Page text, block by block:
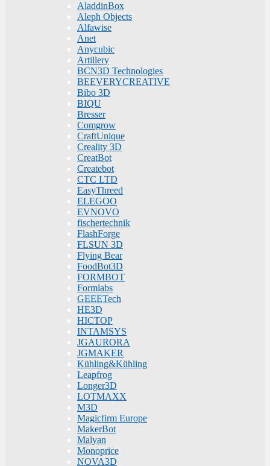
AladdinBox
Aleph Objects
Alfawise
Anet
Anycubic
Artillery
BCN3D Technologies
BEEVERYCREATIVE
Bibo 3D
BIQU
Bresser
Comgrow
CraftUnique
Creality 3D
CreatBot
Createbot
CTC LTD
EasyThreed
ELEGOO
EVNOVO
fischertechnik
FlashForge
FLSUN 3D
Flying Bear
FoodBot3D
FORMBOT
Formlabs
GEEETech
HE3D
HICTOP
INTAMSYS
JGAURORA
JGMAKER
Kühling&Kühling
Leapfrog
Longer3D
LOTMAXX
M3D
Magicfirm Europe
MakerBot
Malyan
Monoprice
NOVA3D